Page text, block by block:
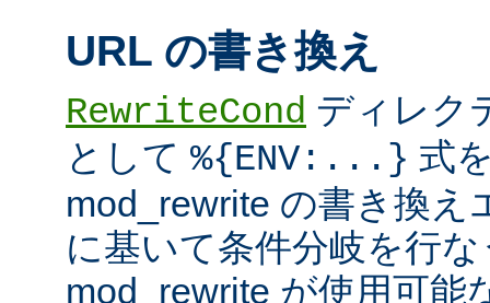
URL の書き換え
RewriteCond ディレク
として %{ENV:...} 式
mod_rewrite の書き換え
に基いて条件分岐を行
mod_rewrite が使用可能